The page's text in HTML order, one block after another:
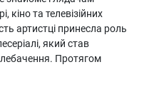
кіно та телевізійних
артистці принесла роль
який став
Протягом